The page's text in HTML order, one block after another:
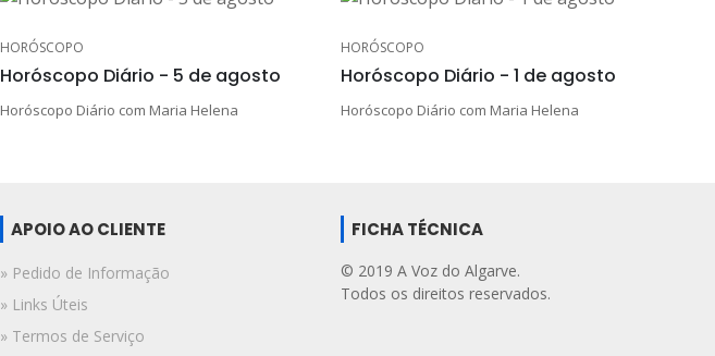
HORÓSCOPO
Horóscopo Diário - 5 de agosto
Horóscopo Diário com Maria Helena
HORÓSCOPO
Horóscopo Diário - 1 de agosto
Horóscopo Diário com Maria Helena
APOIO AO CLIENTE
» Pedido de Informação
» Links Úteis
» Termos de Serviço
FICHA TÉCNICA
© 2019 A Voz do Algarve.
Todos os direitos reservados.